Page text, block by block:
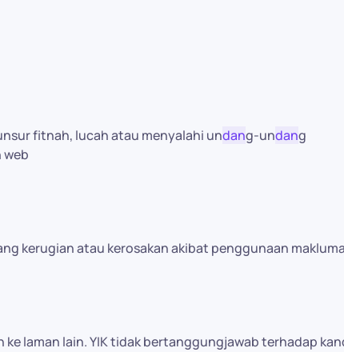
fitnah, lucah atau menyalahi undang-undang
web
kerugian atau kerosakan akibat penggunaan
laman lain. YIK tidak bertanggungjawab terhadap